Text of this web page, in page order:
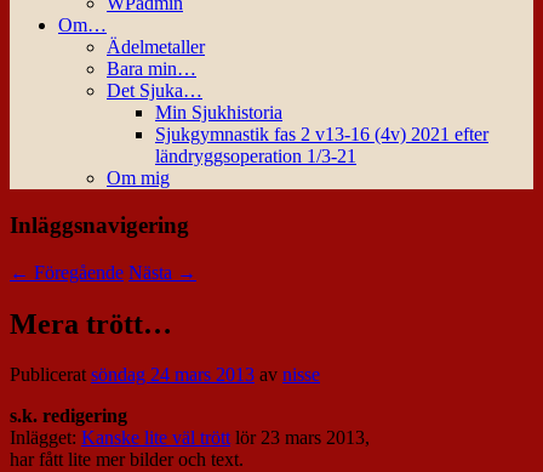
Om…
Ädelmetaller
Bara min…
Det Sjuka…
Min Sjukhistoria
Sjukgymnastik fas 2 v13-16 (4v) 2021 efter
ländryggsoperation 1/3-21
Om mig
Inläggsnavigering
← Föregående Nästa →
Mera trött…
Publiceratsöndag 24 mars 2013 av nisse
s.k. redigering
Inlägget: Kanske lite väl tröttlör 23 mars 2013,
har fått lite mer bilder och text.